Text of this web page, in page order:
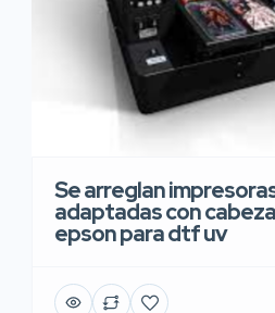
Se arreglan
adaptadas con
epson para dtf uv